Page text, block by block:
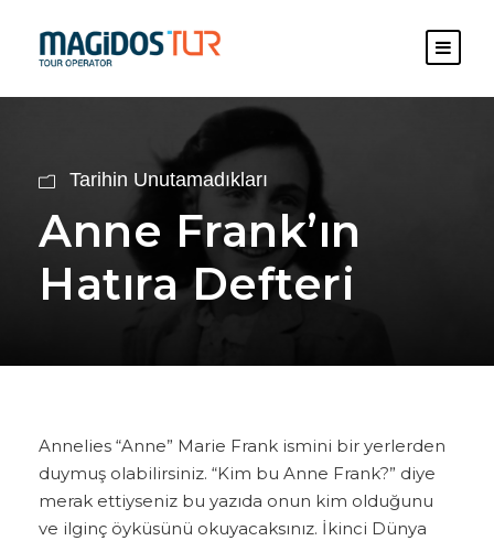
Tarihin Unutamadıkları
Anne Frank’ın
Hatıra Defteri
Annelies “Anne” Marie Frank ismini bir yerlerden
duymuş olabilirsiniz. “Kim bu Anne Frank?” diye
merak ettiyseniz bu yazıda onun kim olduğunu
ve ilginç öyküsünü okuyacaksınız. İkinci Dünya